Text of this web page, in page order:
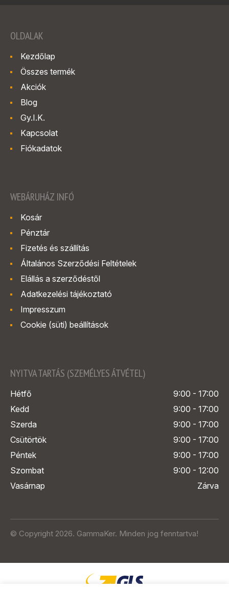
OLDALAK
Kezdőlap
Összes termék
Akciók
Blog
Gy.I.K.
Kapcsolat
Fiókadatok
WEBÁRUHÁZ INFÓ
Kosár
Pénztár
Fizetés és szállítás
Általános Szerződési Feltételek
Elállás a szerződéstől
Adatkezelési tájékoztató
Impresszum
Cookie (süti) beállítások
NYITVA TARTÁS (SZEMÉLYES ÁTVÉTEL)
Hétfő
9:00 - 17:00
Kedd
9:00 - 17:00
Szerda
9:00 - 17:00
Csütörtök
9:00 - 17:00
Péntek
9:00 - 17:00
Szombat
9:00 - 12:00
Vasárnap
Zárva
© Copyright 2026. GammaKer. Minden jog fenntartva!